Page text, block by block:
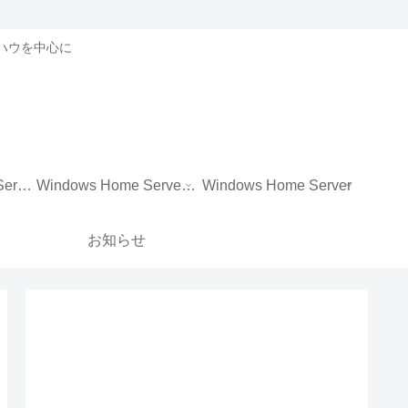
ウを中心に
Windows Storage Server 2012 R2 Essentials Windows Home Server 2011 Windows Home Server
お知らせ